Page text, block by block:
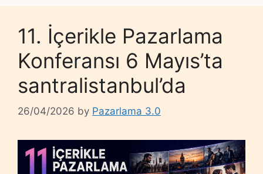
11. İçerikle Pazarlama
Konferansı 6 Mayıs’ta
santralistanbul’da
26/04/2026 by Pazarlama 3.0